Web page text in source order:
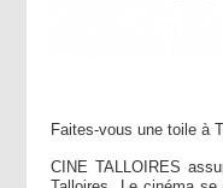
Faites-vous une toile à
CINE TALLOIRES